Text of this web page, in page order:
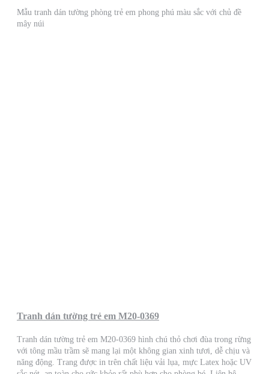
Mẫu tranh dán tường phòng trẻ em phong phú màu sắc với chủ đề
mây núi
Tranh dán tường trẻ em M20-0369
Tranh dán tường trẻ em M20-0369 hình chú thỏ chơi đùa trong rừng
với tông mầu trầm sẽ mang lại một không gian xinh tươi, dễ chịu và
năng động. Trang được in trên chất liệu vải lụa, mực Latex hoặc UV